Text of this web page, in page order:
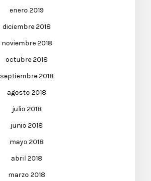
enero 2019
diciembre 2018
noviembre 2018
octubre 2018
septiembre 2018
agosto 2018
julio 2018
junio 2018
mayo 2018
abril 2018
marzo 2018